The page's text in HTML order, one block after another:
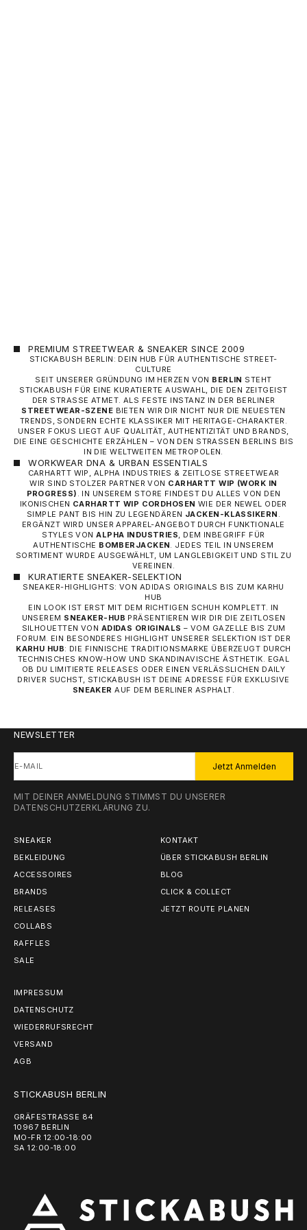
PREMIUM STREETWEAR & SNEAKER SINCE 2009
STICKABUSH BERLIN: DEIN HUB FÜR AUTHENTISCHE STREET-
CULTURE
SEIT UNSERER GRÜNDUNG IM HERZEN VON BERLIN STEHT
STICKABUSH FÜR EINE KURATIERTE AUSWAHL, DIE DEN ZEITGEIST
DER STRASSE ATMET. ALS FESTE INSTANZ IN DER BERLINER
STREETWEAR-SZENE BIETEN WIR DIR NICHT NUR DIE NEUESTEN
TRENDS, SONDERN ECHTE KLASSIKER MIT HERITAGE-CHARAKTER.
UNSER FOKUS LIEGT AUF QUALITÄT, AUTHENTIZITÄT UND BRANDS,
DIE EINE GESCHICHTE ERZÄHLEN – VON DEN STRASSEN BERLINS BIS I
N DIE WELTWEITEN METROPOLEN.
WORKWEAR DNA & URBAN ESSENTIALS
CARHARTT WIP, ALPHA INDUSTRIES & ZEITLOSE STREETWEAR
WIR SIND STOLZER PARTNER VON CARHARTT WIP (WORK IN
PROGRESS)
. IN UNSEREM STORE FINDEST DU ALLES VON DEN
IKONISCHEN CARHARTT WIP CORDHOSENWIE DER NEWEL ODER
SIMPLE PANT BIS HIN ZU LEGENDÄREN JACKEN-KLASSIKERN
ERGÄNZT WIRD UNSER APPAREL-ANGEBOT DURCH FUNKTIONALE
STYLES VONALPHA INDUSTRIES , DEM INBEGRIFF FÜR
AUTHENTISCHE BOMBERJACKEN
. JEDES TEIL IN UNSEREM
SORTIMENT WURDE AUSGEWÄHLT, UM LANGLEBIGKEIT UND STIL ZU
VEREINEN.
KURATIERTE SNEAKER-SELEKTION
SNEAKER-HIGHLIGHTS: VON ADIDAS ORIGINALS BIS ZUM KARHU
HUB
EIN LOOK IST ERST MIT DEM RICHTIGEN SCHUH KOMPLETT. IN
UNSEREM SNEAKER-HUB PRÄSENTIEREN WIR DIR DIE ZEITLOSEN
SILHOUETTEN VON ADIDAS ORIGINALS – VOM GAZELLE BIS ZUM
FORUM. EIN BESONDERES HIGHLIGHT UNSERER SELEKTION IST DER
KARHU HUB: DIE FINNISCHE TRADITIONSMARKE ÜBERZEUGT DURCH
TECHNISCHES KNOW-HOW UND SKANDINAVISCHE ÄSTHETIK. EGAL
OB DU LIMITIERTE RELEASES ODER EINEN VERLÄSSLICHEN DAILY
DRIVER SUCHST, STICKABUSH IST DEINE ADRESSE FÜR EXKLUSIVE
SNEAKER AUF DEM BERLINER ASPHALT.
NEWSLETTER
E-MAIL Jetzt Anmelden
MIT DEINER ANMELDUNG STIMMST DU UNSERER
DATENSCHUTZERKLÄRUNG ZU.
SNEAKER
BEKLEIDUNG
ACCESSOIRES
BRANDS
RELEASES
COLLABS
RAFFLES
SALE
KONTAKT
ÜBER STICKABUSH BERLIN
BLOG
CLICK & COLLECT
JETZT ROUTE PLANEN
IMPRESSUM
DATENSCHUTZ
WIEDERRUFSRECHT
VERSAND
AGB
STICKABUSH BERLIN
GRÄFESTRASSE 84
10967 BERLIN
MO-FR 12:00-18:00
SA 12:00-18:00